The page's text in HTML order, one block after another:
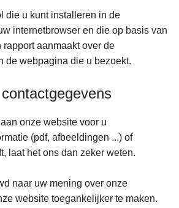
die u kunt installeren in de
internetbrowser en die op basis van
aanmaakt over de
de webpagina die u bezoekt.
onze website voor u
(pdf, afbeeldingen ...) of
laat het ons dan zeker weten.
naar uw mening over onze
website toegankelijker te maken.